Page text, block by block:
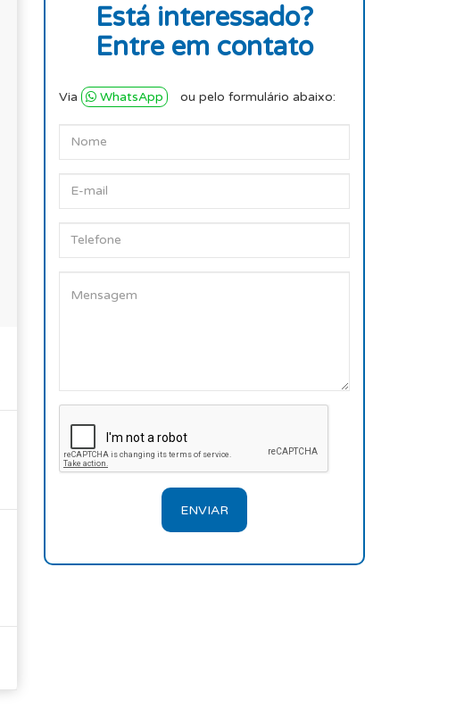
Está interessado?
Entre em contato
Via WhatsApp ou pelo formulário abaixo:
ENVIAR